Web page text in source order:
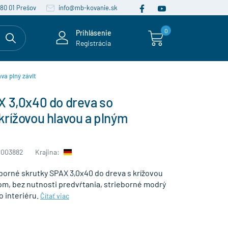
01 Prešov info@mb-kovanie.sk
Prihlásenie
Registrácia
0
plný závit
3,0x40 do dreva so
hlavou a plným
Krajina:
skrutky SPAX 3,0x40 do dreva s krížovou
bez nutnosti predvŕtania, strieborné modrý
interiéru. Čítať viac